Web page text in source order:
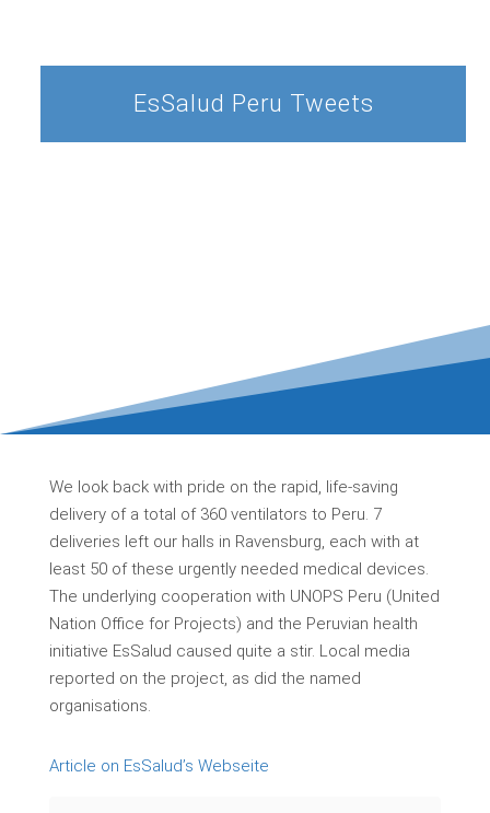
EsSalud Peru Tweets
We look back with pride on the rapid, life-saving
delivery of a total of 360 ventilators to Peru. 7
deliveries left our halls in Ravensburg, each with at
least 50 of these urgently needed medical devices.
The underlying cooperation with UNOPS Peru (United
Nation Office for Projects) and the Peruvian health
initiative EsSalud caused quite a stir. Local media
reported on the project, as did the named
organisations.
Article on EsSalud’s Webseite